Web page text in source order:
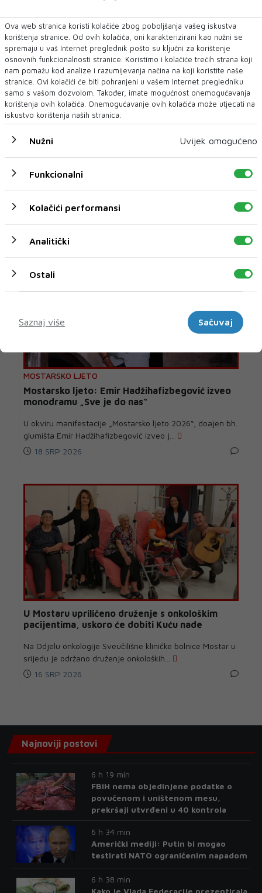
Noć iluzije oduševila Mostar: Diniči priredio
spektakl za sve generacije
U Centru za kulturu Mostar sinoć je, u okviru
manifestacije „Mostarsko ljeto 2026“, upriličen per...
MOSTARSKO LJETO
Mostarsko ljeto: Emir Hadžihafizbegović izveo
monodramu „Sve je do nas“
U okviru manifestacije „Mostarsko ljeto 2026“, doajen bh.
glumišta Emir Hadžihafizbegović izveo j...
18 SRP 2026
U Mostaru upriličeno druženje s onkološkim
pacijentima, uskoro će dobiti Kuću nade
Na Odjelu onkologije Sveučilišne kliničke bolnice Mostar u
srijedu je održano druženje onkoloških...
16 SRP 2026
Ova web stranica koristi kolačiće zbog poboljšanja vašeg iskustva
korištenja stranice. Od ovih kolačića, oni karakterizirani kao nužni se
spremaju u vaš Internet preglednik pošto su ključni za korištenje
osnovnih funkcionalnosti stranice. Koristimo i kolačiće trećih strana koji
nam pomažu kod analize i razumijevanja načina na koji koristite naše
stranice. Ovi kolačići će biti pohranjeni u vašem Internet pregledniku
samo s vašom dozvolom. Također, imate mogućnost onemogućavanja
korištenja ovih kolačića. Onemogućavanje ovih kolačića može utjecati na
iskustvo korištenja naših stranica.
Nužni Uvijek omogućeno
Funkcionalni
Kolačići performansi
Analitički
Ostali
Saznaj više
Sačuvaj
Najnoviji postovi
6 h 19 min
FBiH nema objedinjene podatke o
povučenom i uništenom mesu,
prekršaji utvrđeni u 40 kontrola
6 h 34 min
Američki mediji: Putin bi mogao
testirati NATO ograničenim napadom
6 h 38 min
Kako je Vlada Federacije prezentirala